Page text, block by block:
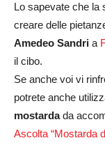
Lo sapevate che la
creare delle
Amedeo Sandri a
il cibo.
Se anche voi vi
potrete anche
mostardada
Ascolta “Mostarda